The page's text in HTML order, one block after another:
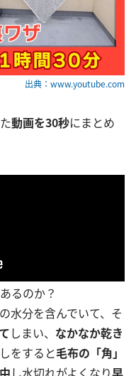
出典：www.youtube.com
動画を30秒にまとめ
るのか？
水分を含んでいて、そ
しまい、 なかなか乾き
をすると毛布の「角」